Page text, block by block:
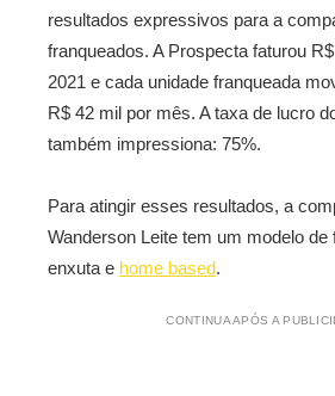
resultados expressivos para a
franqueados. A Prospecta faturou
2021 e cada unidade franqueada
R$ 42 mil por mês. A taxa de lucro
também impressiona: 75%.
Para atingir esses resultados, a
Wanderson Leite tem um modelo de
enxuta e home based.
CONTINUA APÓS A